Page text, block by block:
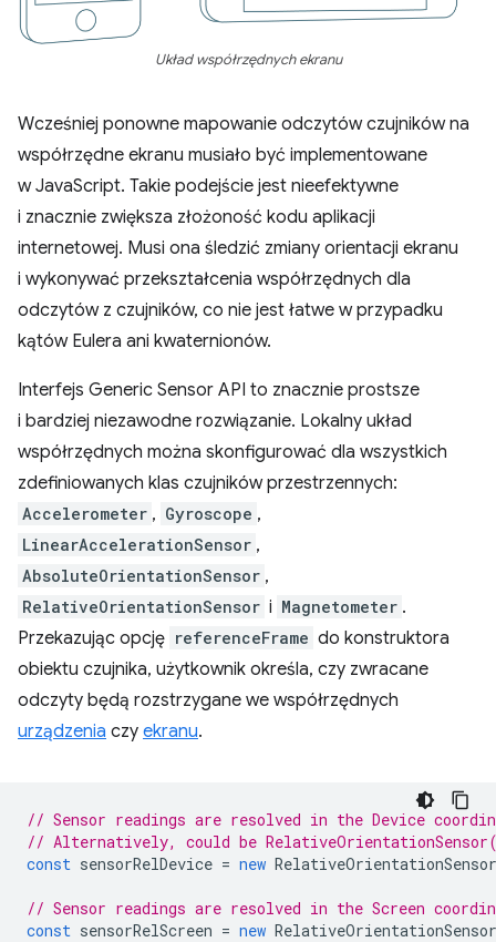
Układ współrzędnych ekranu
Wcześniej ponowne mapowanie odczytów czujników na
współrzędne ekranu musiało być implementowane
w JavaScript. Takie podejście jest nieefektywne
i znacznie zwiększa złożoność kodu aplikacji
internetowej. Musi ona śledzić zmiany orientacji ekranu
i wykonywać przekształcenia współrzędnych dla
odczytów z czujników, co nie jest łatwe w przypadku
kątów Eulera ani kwaternionów.
Interfejs Generic Sensor API to znacznie prostsze
i bardziej niezawodne rozwiązanie. Lokalny układ
współrzędnych można skonfigurować dla wszystkich
zdefiniowanych klas czujników przestrzennych:
Accelerometer , Gyroscope ,
LinearAccelerationSensor ,
AbsoluteOrientationSensor ,
RelativeOrientationSensor i Magnetometer .
Przekazując opcję referenceFrame do konstruktora
obiektu czujnika, użytkownik określa, czy zwracane
odczyty będą rozstrzygane we współrzędnych
urządzenia czy ekranu.
// Sensor readings are resolved in the Device
// Alternatively, could be
const sensorRelDevice = new RelativeOrientationSensor
// Sensor readings are resolved in the Screen
const sensorRelScreen = new RelativeOrientationSensor